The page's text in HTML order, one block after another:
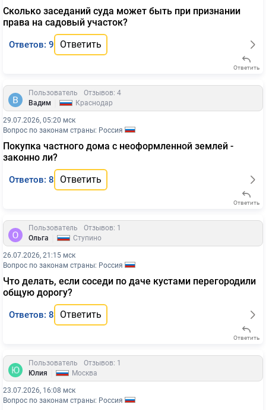
Сколько заседаний суда может быть при признании
права на садовый участок?
Ответов: 9 Ответить
Ответить
Пользователь
Отзывов: 4
Вадим
Краснодар
29.07.2026, 05:20 мск
Вопрос по законам страны: Россия
Покупка частного дома с неоформленной землей -
законно ли?
Ответов: 8 Ответить
Ответить
Пользователь
Отзывов: 1
Ольга
Ступино
26.07.2026, 21:15 мск
Вопрос по законам страны: Россия
Что делать, если соседи по даче кустами перегородили
общую дорогу?
Ответов: 8 Ответить
Ответить
Пользователь
Отзывов: 1
Юлия
Москва
23.07.2026, 16:08 мск
Вопрос по законам страны: Россия